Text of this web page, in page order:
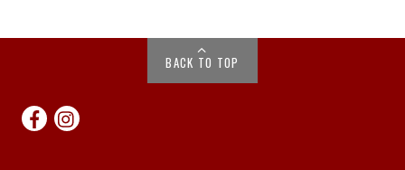
BACK TO TOP